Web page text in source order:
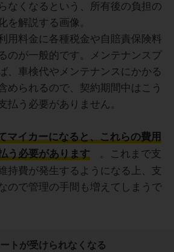
用料金に各種税金や自賠責保険料
のが一般的です。メンテナンスプ
、車検代やメンテナンスにかかる
められるので、契約期間中はこう
払う必要がありません。
マイカーになると、これらの費用
う必要があります
。これまで支
持費が発生するようになる上、支
ので管理の手間も増えてしまうで
トが受けられなくなる